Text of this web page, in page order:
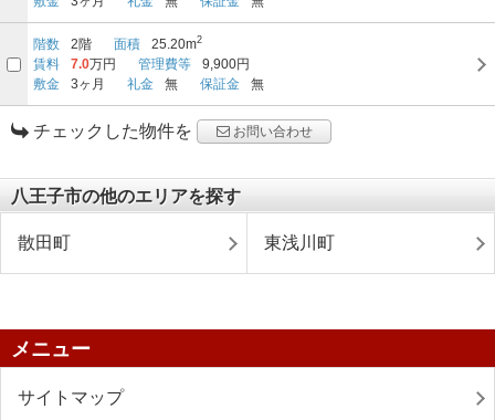
階数 2階 面積 25.20m2
賃料 7.0万円 管理費等
9,900円
敷金
3ヶ月 礼金 無 保証金 無
チェックした物件を お問い合わせ
八王子市の他のエリアを探す
散田町 東浅川町
メニュー
サイトマップ